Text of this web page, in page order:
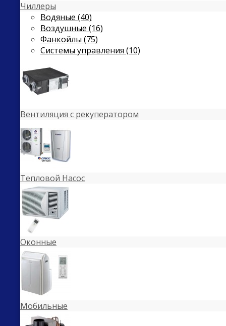
Чиллеры
Водяные (40)
Воздушные (16)
Фанкойлы (75)
Системы управления (10)
Вентиляция с рекуператором
Тепловой Насос
Оконные
Мобильные